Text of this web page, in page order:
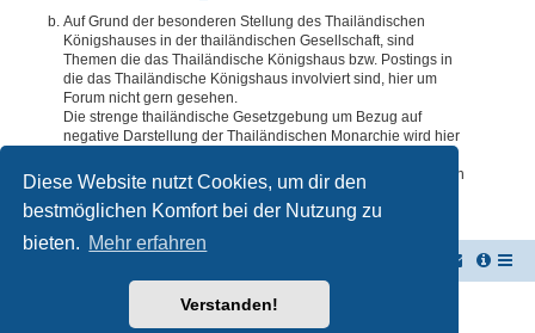
Diese Website nutzt Cookies, um dir den
bestmöglichen Komfort bei der Nutzung zu
bieten. Mehr erfahren
Verstanden!
Auf Grund der besonderen Stellung des Thailändischen
Königshauses in der thailändischen Gesellschaft, sind
Themen die das Thailändische Königshaus bzw. Postings in
die das Thailändische Königshaus involviert sind, hier um
Forum nicht gern gesehen.
Die strenge thailändische Gesetzgebung um Bezug auf
negative Darstellung der Thailändischen Monarchie wird hier
deren Inhalte diesbezüglich auch nur ansatzweise bedenklich
erscheinen, kommentarlos entfernt. #
Powered byphpBB® Forum Software © phpBB Limited
Deutsche Übersetzung durchphpBB.de